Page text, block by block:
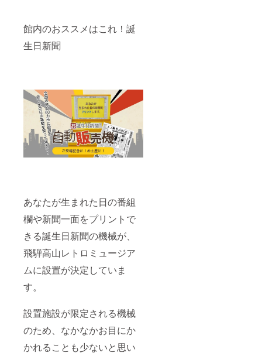
館内のおススメはこれ！誕
生日新聞
あなたが生まれた日の番組
欄や新聞一面をプリントで
きる誕生日新聞の機械が、
飛騨高山レトロミュージア
ムに設置が決定していま
す。
設置施設が限定される機械
のため、なかなかお目にか
かれることも少ないと思い